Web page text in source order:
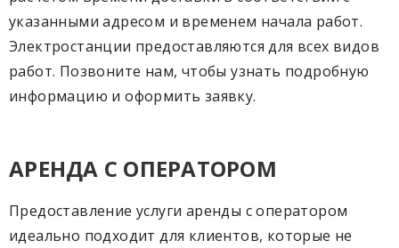
указанными адресом и временем начала работ.
Электростанции предоставляются для всех видов
работ. Позвоните нам, чтобы узнать подробную
информацию и оформить заявку.
АРЕНДА С ОПЕРАТОРОМ
Предоставление услуги аренды с оператором
идеально подходит для клиентов, которые не